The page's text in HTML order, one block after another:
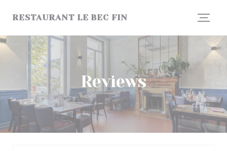
RESTAURANT LE BEC FIN
Reviews